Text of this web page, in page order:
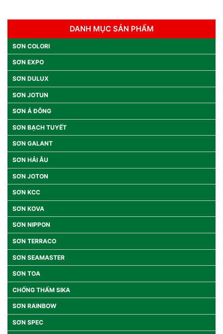
DANH MỤC SẢN PHẨM
SƠN COLORI
SƠN EXPO
SƠN DULUX
SƠN JOTUN
SƠN Á ĐÔNG
SƠN BẠCH TUYẾT
SƠN GALANT
SƠN HẢI ÂU
SƠN JOTON
SƠN KCC
SƠN KOVA
SƠN NIPPON
SƠN TERRACO
SƠN SEAMASTER
SƠN TOA
CHỐNG THẤM SIKA
SƠN RAINBOW
SƠN SPEC